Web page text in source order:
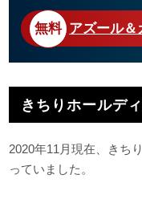
アズール＆
きちりホールデ
2020年11月現在、きち
っていました。